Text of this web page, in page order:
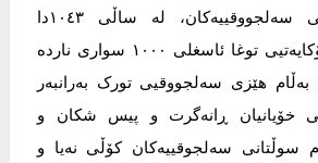
توغرولبەگ سوڵتانی سەلجووقییەکان، لە ساڵی ١٠٤٣دا
توغرولبەگ بە سەرۆکایەتیی توغا ئاسغلی ١٠٠٠ سواری ناردە
بەڵام ھێزی سەلجووقیی تورک بەرانبەر
خۆیانیان ڕانەگرت و پیس شکان و
سوڵتانی سەلجوقییەکان کۆڵی نەیا و